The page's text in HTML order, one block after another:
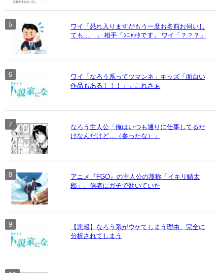
ワイ「恐れ入りますがもう一度お名前お伺いし
ても……」 相手「ﾝﾆｬｧﾀです」 ワイ「？？？」
ワイ「なろう系ってツマンネ」キッズ「面白い
作品もある！！！」←これさぁ
なろう主人公「俺はいつも通りに仕事してるだ
けなんだけど…（参ったな）」
アニメ『FGO』の主人公の蔑称「イキリ鯖太
郎」、信者にガチで効いていた
【悲報】なろう系がウケてしまう理由、完全に
分析されてしまう